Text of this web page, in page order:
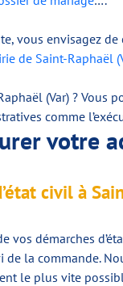
vous envisagez
de Saint-Raphaël
(Var) ? Vous
comme
votre
civil à
vos démarches
la commande.
le plus vite